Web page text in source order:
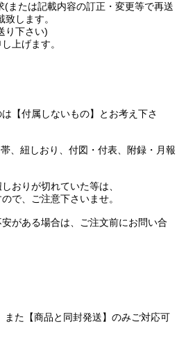
または記載内容の訂正・変更等で再送
します。
り下さい)
上げます。
【付属しないもの】とお考え下さ
、紐しおり、付図・付表、附録・月報
おりが切れていた等は、
で、ご注意下さいませ。
がある場合は、ご注文前にお問い合
た【商品と同封発送】のみご対応可